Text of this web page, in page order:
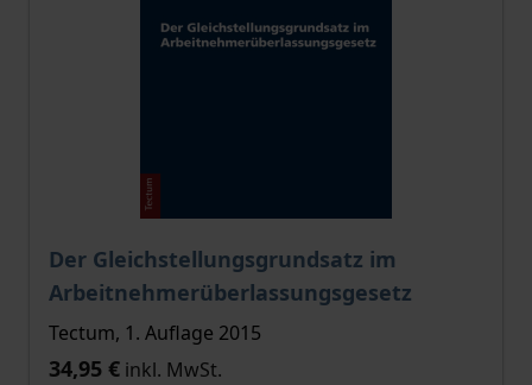
Der Gleichstellungsgrundsatz im
Arbeitnehmerüberlassungsgesetz
Tectum, 1. Auflage 2015
34,95 € inkl. MwSt.